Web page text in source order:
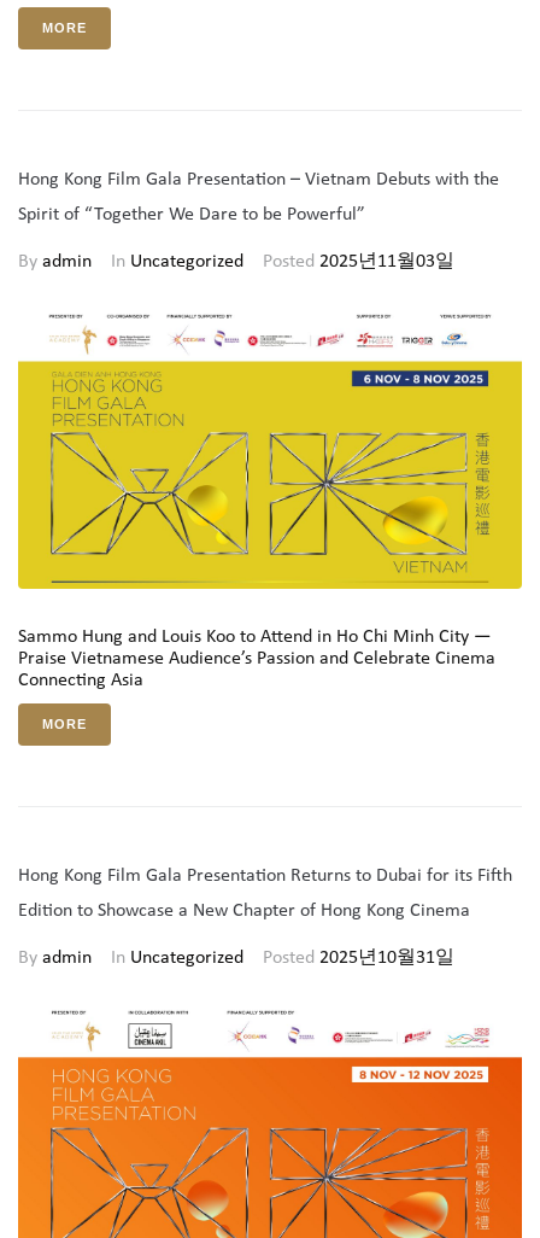
MORE
Hong Kong Film Gala Presentation – Vietnam Debuts with the
Spirit of “Together We Dare to be Powerful”
By admin In Uncategorized Posted 2025년11월03일
Sammo Hung and Louis Koo to Attend in Ho Chi Minh City —
Praise Vietnamese Audience’s Passion and Celebrate Cinema
Connecting Asia
MORE
Hong Kong Film Gala Presentation Returns to Dubai for its Fifth
Edition to Showcase a New Chapter of Hong Kong Cinema
By admin In Uncategorized Posted 2025년10월31일